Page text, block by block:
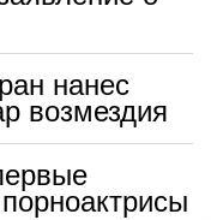
нанес
возмездия